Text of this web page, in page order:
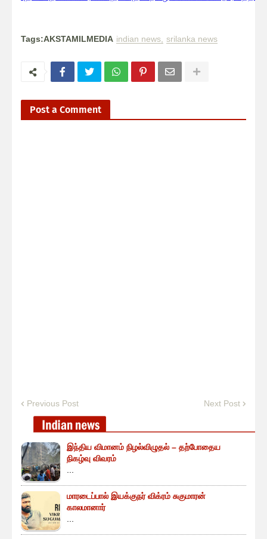
Tags:AKSTAMILMEDIA indian news srilanka news
Post a Comment
Previous Post Next Post
இந்திய விமானம் நிழல்விழுதல் – தற்போதைய
நிகழ்வு விவரம்
மாரடைப்பால் இயக்குநர் விக்ரம் சுகுமாரன்
காலமானார்